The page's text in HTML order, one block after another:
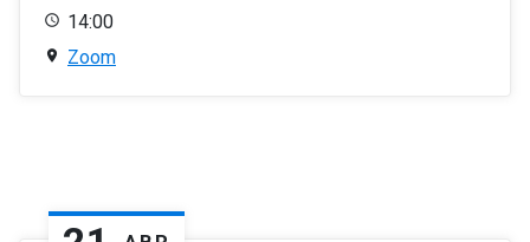
14:00
Zoom